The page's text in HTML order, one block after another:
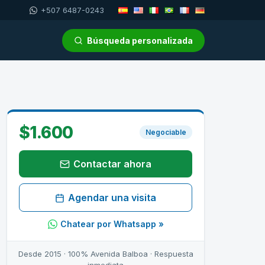
+507 6487-0243
Búsqueda personalizada
$1.600 Negociable
Contactar ahora
Agendar una visita
Chatear por Whatsapp »
Desde 2015 · 100% Avenida Balboa · Respuesta